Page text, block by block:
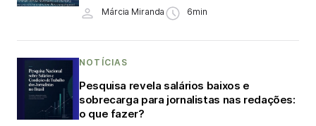
Márcia Miranda 6min
NOTÍCIAS
Pesquisa revela salários baixos e
sobrecarga para jornalistas nas redações:
o que fazer?